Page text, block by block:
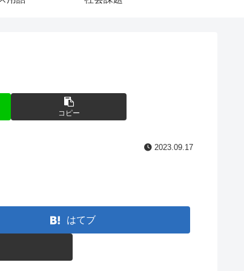
コピー
2023.09.17
はてブ